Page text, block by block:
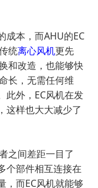
本，而AHU的EC
统离心风机更先
和改造，也能够快
长，无需任何维
此外，EC风机在发
这样也大大减少了
之间差距一目了
个部件相互连接在
，而EC风机就能够